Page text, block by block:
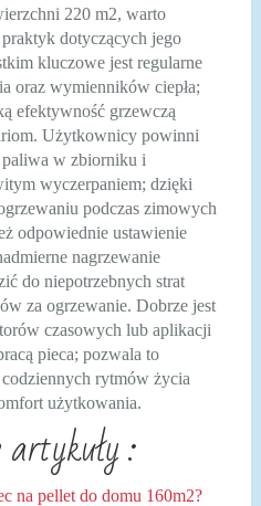
220 m2, warto
dotyczących jego
kluczowe jest regularne
oraz wymienników ciepła;
efektywność grzewczą
Użytkownicy powinni
w zbiorniku i
wyczerpaniem; dzięki
podczas zimowych
odpowiednie ustawienie
nagrzewanie
do niepotrzebnych strat
za ogrzewanie. Dobrze jest
czasowych lub aplikacji
pieca; pozwala to
rytmów życia
użytkowania.
artykuły :
na pellet do domu 160m2?